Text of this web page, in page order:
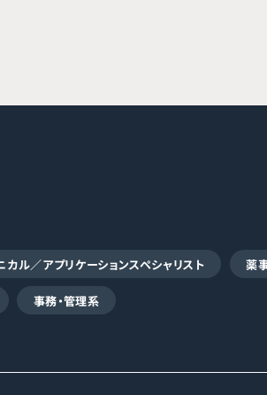
カル／アプリケーションスペシャリスト 薬
事務・管理系